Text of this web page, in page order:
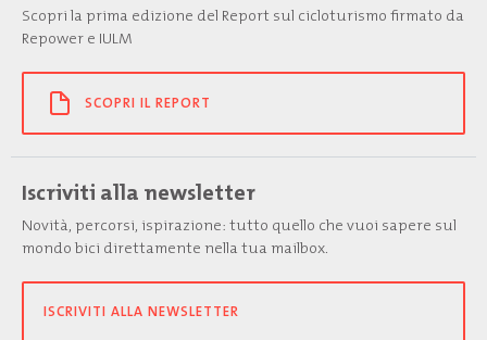
Scopri la prima edizione del Report sul cicloturismo firmato da
Repower e IULM
SCOPRI IL REPORT
Iscriviti alla newsletter
Novità, percorsi, ispirazione: tutto quello che vuoi sapere sul
mondo bici direttamente nella tua mailbox.
ISCRIVITI ALLA NEWSLETTER